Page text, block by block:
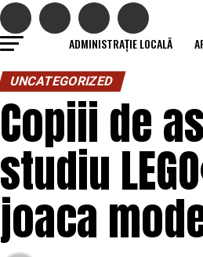
ADMINISTRAȚIE LOCALĂ
UNCATEGORIZED
Copiii de
studiu
joaca